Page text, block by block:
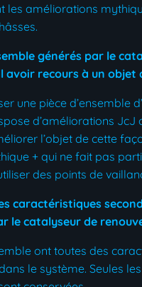
les améliorations
générés par le
recours à un objet
une pièce d’ensemble
d’améliorations
l’objet de cette
+ qui ne fait pas
des points de
caractéristiques
le catalyseur de
ont toutes des
le système. Seules